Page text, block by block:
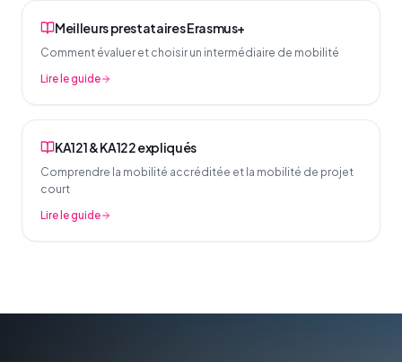
Meilleurs prestataires Erasmus+
Comment évaluer et choisir un intermédiaire de mobilité
Lire le guide
KA121 & KA122 expliqués
Comprendre la mobilité accréditée et la mobilité de projet
court
Lire le guide